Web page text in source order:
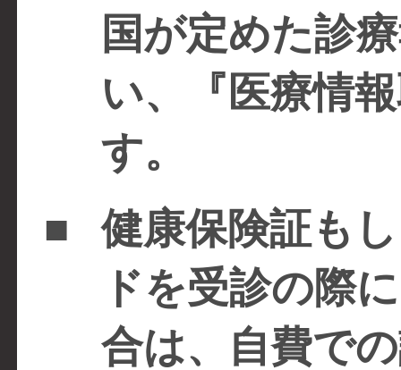
国が定めた診
い、『医療情
す。
■
健康保険証も
ドを受診の際
合は、自費で